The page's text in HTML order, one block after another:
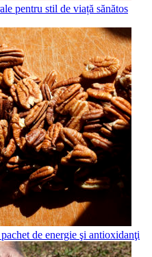
pentru stil de viață sănătos
de energie şi antioxidanţi